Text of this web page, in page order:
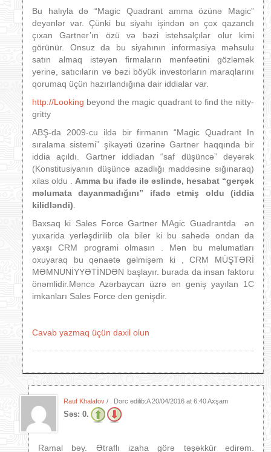
Bu halıyla də “Magic Quadrant amma özünə Magic”
deyənlər var. Çünki bu siyahı işindən ən çox qazanclı
çıxan Gartner’ın özü və bəzi istehsalçılar olur kimi
görünür. Onsuz da bu siyahının informasiya məhsulu
satın almaq istəyən firmaların mənfəətini gözləmək
yerinə, satıcıların və bəzi böyük investorların maraqlarını
qorumaq üçün hazırlandığına dair iddialar var.
http://Looking beyond the magic quadrant to find the nitty-
gritty
ABŞ-da 2009-cu ildə bir firmanın “Magic Quadrant In
sıralama sistemi” şikayəti üzərinə Gartner haqqında bir
iddia açıldı. Gartner iddiadan “saf düşüncə” deyərək
(Konstitusiyanın düşüncə azadlığı maddəsinə sığınaraq)
xilas oldu . Amma bu ifadə ilə əslində, hesabat “gerçək
məlumata dayanmadığını” ifadə etmiş oldu (iddia
kilidləndi)
Baxsaq ki Sales Force Gartner MAgic Guadrantda ən
yuxarida yerləşdirilib ola biler ki bu sahədə ondan da
yaxşı CRM programi olmasın . Mən bu məlumatları
oxuyaraq bu qənaətə gəlmişəm ki , CRM MÜŞTƏRİ
MƏMNUNİYYƏTİNDƏN başlayır. burada da insan faktoru
önəmlidir.Məncə Azərbaycan üzrə ən geniş yayılan 1C
imkanları Sales Force den genişdir.
Cavab yazmaq üçün daxil olun
Rauf Khalafov / . Dərc edilib:A20/04/2016 at 6:40 Axşam
Səs: 0.
Ramal bəy. Ətraflı izaha görə təşəkkür edirəm.